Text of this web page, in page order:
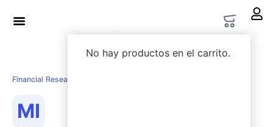
No hay productos en el carrito.
Financial Research
MI